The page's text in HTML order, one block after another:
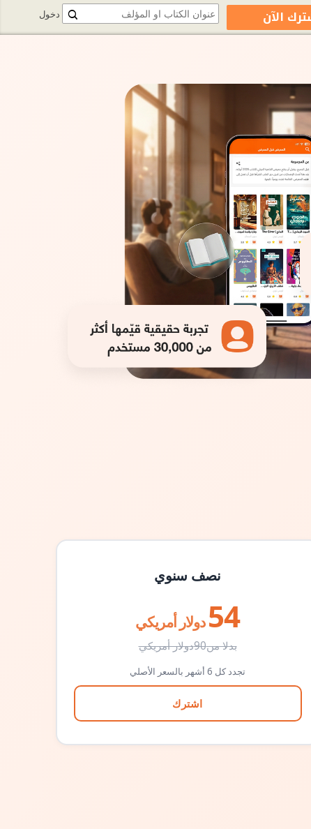
نصف سنوي
54 دولار أمريكي
بدلا من90دولار أمريكي
تجدد كل 6 أشهر بالسعر الأصلي
اشترك
دخول الآن